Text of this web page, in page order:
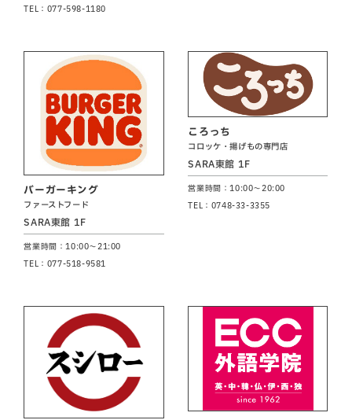
TEL：077-598-1180
バーガーキング
ファーストフード
SARA東館 1F
営業時間：10:00～21:00
TEL：077-518-9581
ころっち
コロッケ・揚げもの専門店
SARA東館 1F
営業時間：10:00～20:00
TEL：0748-33-3355